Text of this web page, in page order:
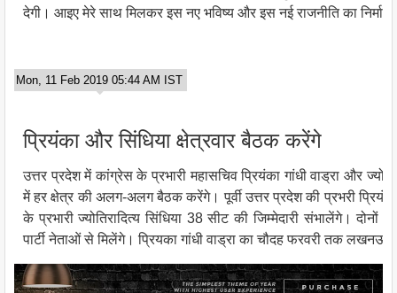
देगी। आइए मेरे साथ मिलकर इस नए भविष्य और इस नई राजनीति का
Mon, 11 Feb 2019 05:44 AM IST
प्रियंका और सिंधिया क्षेत्रवार बैठक करेंगे
उत्तर प्रदेश में कांग्रेस के प्रभारी महासचिव प्रियंका गांधी वाड्रा और
में हर क्षेत्र की अलग-अलग बैठक करेंगे। पूर्वी उत्तर प्रदेश की प्रभरी
के प्रभारी ज्योतिरादित्य सिंधिया 38 सीट की जिम्मेदारी संभालेंगे।
पार्टी नेताओं से मिलेंगे। प्रियका गांधी वाड्रा का चौदह फरवरी तक लखनऊ